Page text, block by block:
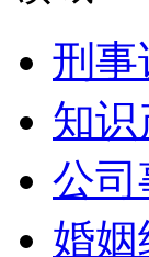
刑事
知识
公司
婚姻